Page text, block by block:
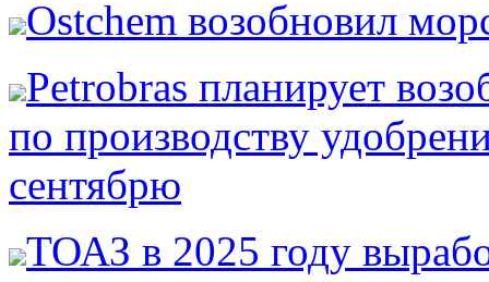
Ostchem возобновил
Petrobras планирует
по производству
сентябрю
ТОАЗ в 2025 году